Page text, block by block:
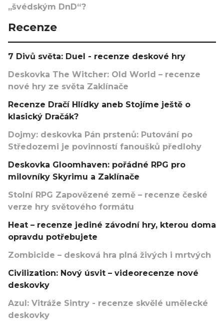
„švédským DnD“?
Recenze
7 Divů světa: Duel - recenze deskové hry
Deskovka The Witcher: Old World – recenze
nové hry ze světa Zaklínače
Recenze Dračí Hlídky aneb Stojíme ještě o
klasický Dračák?
Dojmy: deskovka Pán prstenů: Putování po
Středozemi je povinností fanoušků předlohy
Deskovka Gloomhaven: pořádné RPG pro
milovníky Skyrimu a Zaklínače
Stolní RPG Zapovězené země – recenze české
verze hry světového formátu
Heat – recenze jediné závodní hry, kterou doma
opravdu potřebujete
Zombicide – desková hra plná živých i mrtvých
Civilization: Nový úsvit – videorecenze nové
deskovky
Azul: Vitráže Sintry - recenze skvělé umělecké
deskovky